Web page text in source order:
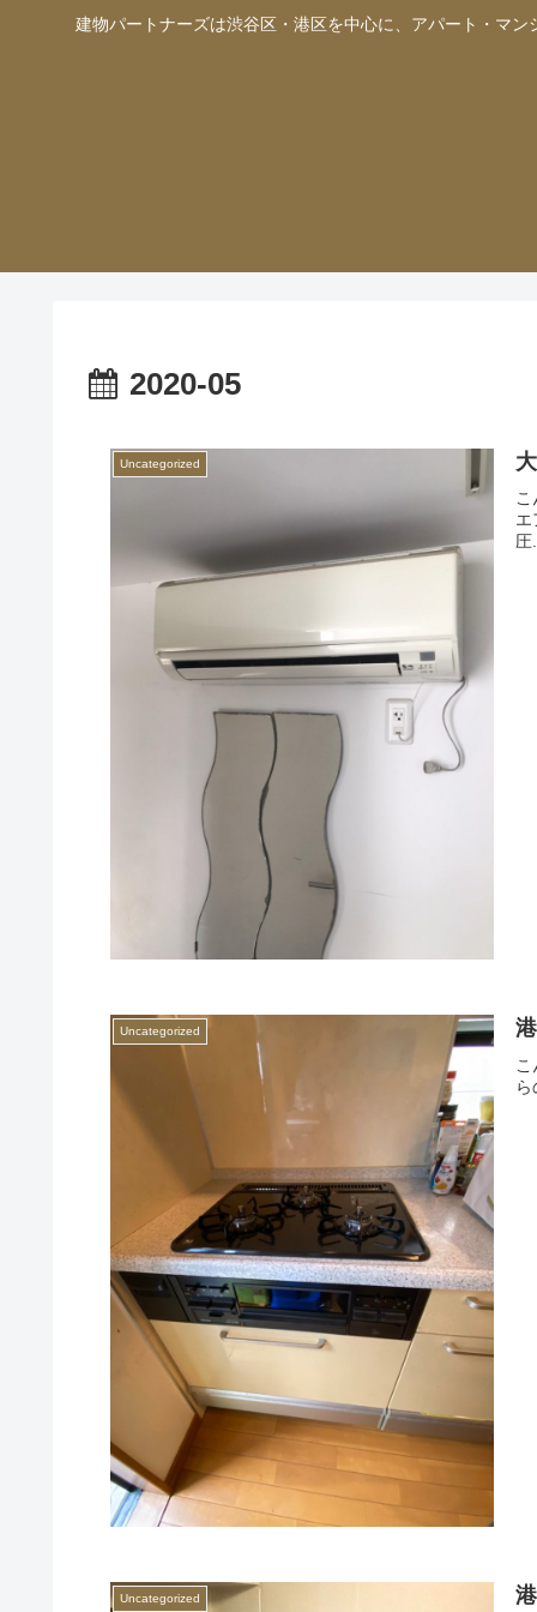
建物パートナーズは渋谷区・港区を中心に、アパート・マ
2020-05
Uncategorized
エ
圧
Uncategorized
Uncategorized